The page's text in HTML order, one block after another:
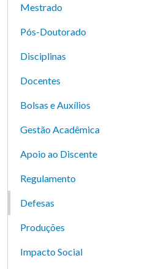
Mestrado
Pós-Doutorado
Disciplinas
Docentes
Bolsas e Auxílios
Gestão Acadêmica
Apoio ao Discente
Regulamento
Defesas
Produções
Impacto Social